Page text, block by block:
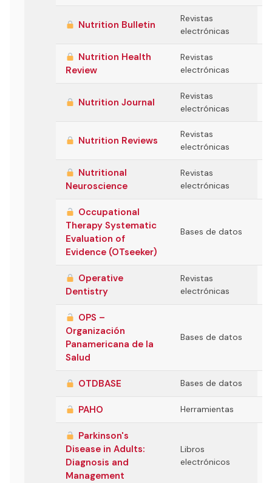
Nutrition Bulletin
Revistas
electrónicas
Nutrition Health
Review
Revistas
electrónicas
Nutrition Journal
Revistas
electrónicas
Nutrition Reviews
Revistas
electrónicas
Nutritional
Neuroscience
Revistas
electrónicas
Occupational
Therapy Systematic
Evaluation of
Evidence (OTseeker)
Bases de datos
Operative
Dentistry
Revistas
electrónicas
OPS –
Organización
Panamericana de la
Salud
Bases de datos
OTDBASE Bases de datos
PAHO Herramientas
Parkinson's
Disease in Adults:
Diagnosis and
Management
Libros
electrónicos